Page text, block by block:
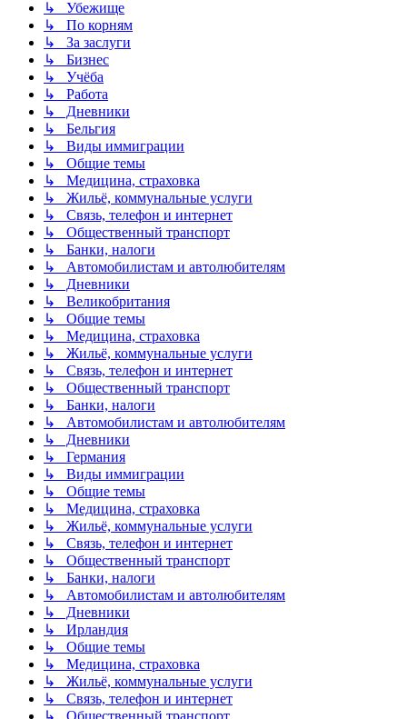
↳ Убежище
↳ По корням
↳ За заслуги
↳ Бизнес
↳ Учёба
↳ Работа
↳ Дневники
↳ Бельгия
↳ Виды иммиграции
↳ Общие темы
↳ Медицина, страховка
↳ Жильё, коммунальные услуги
↳ Связь, телефон и интернет
↳ Общественный транспорт
↳ Банки, налоги
↳ Автомобилистам и автолюбителям
↳ Дневники
↳ Великобритания
↳ Общие темы
↳ Медицина, страховка
↳ Жильё, коммунальные услуги
↳ Связь, телефон и интернет
↳ Общественный транспорт
↳ Банки, налоги
↳ Автомобилистам и автолюбителям
↳ Дневники
↳ Германия
↳ Виды иммиграции
↳ Общие темы
↳ Медицина, страховка
↳ Жильё, коммунальные услуги
↳ Связь, телефон и интернет
↳ Общественный транспорт
↳ Банки, налоги
↳ Автомобилистам и автолюбителям
↳ Дневники
↳ Ирландия
↳ Общие темы
↳ Медицина, страховка
↳ Жильё, коммунальные услуги
↳ Связь, телефон и интернет
↳ Общественный транспорт